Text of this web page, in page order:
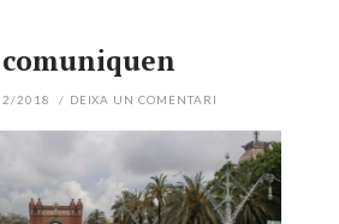
comuniquen
2018 / DEIXA UN COMENTARI